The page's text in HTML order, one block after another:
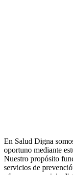
En Salud Digna
oportuno mediante
Nuestro propósito
servicios de